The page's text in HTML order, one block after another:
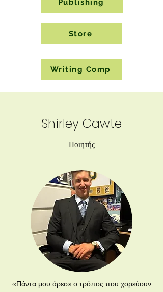
Publishing
Store
Writing Comp
Shirley Cawte
Ποιητής
«Πάντα μου άρεσε ο τρόπος που χορεύουν